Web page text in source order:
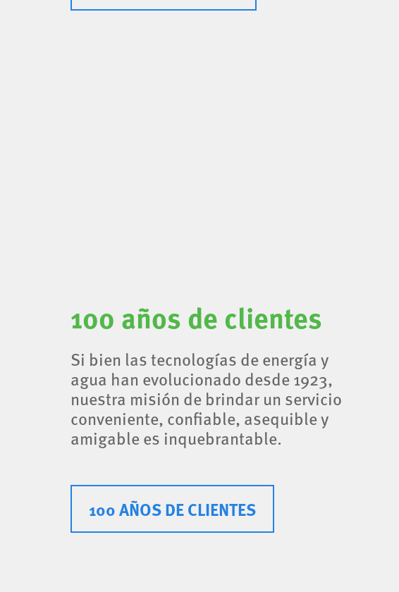
100 años de clientes
Si bien las tecnologías de energía y
agua han evolucionado desde 1923,
nuestra misión de brindar un servicio
conveniente, confiable, asequible y
amigable es inquebrantable.
100 AÑOS DE CLIENTES